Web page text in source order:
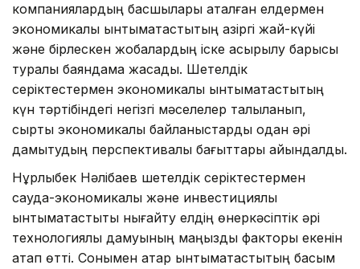
компаниялардың басшылары аталған елдермен
экономикалық ынтымақтастықтың қазіргі жай-күйі
және бірлескен жобалардың іске асырылу барысы
туралы баяндама жасады. Шетелдік
серіктестермен экономикалық ынтымақтастықтың
күн тәртібіндегі негізгі мәселелер талқыланып,
сыртқы экономикалық байланыстарды одан әрі
дамытудың перспективалы бағыттары айқындалды.
Нұрлыбек Нәлібаев шетелдік серіктестермен
сауда-экономикалық және инвестициялық
ынтымақтастықты нығайту елдің өнеркәсіптік әрі
технологиялық дамуының маңызды факторы екенін
атап өтті. Сонымен қатар ынтымақтастықтың басым